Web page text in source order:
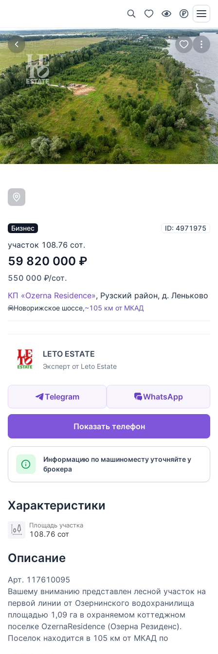
Бизнес ID: 4971975
участок 108.76 сот.
59 820 000 ₽
550 000 ₽/сот.
КП «Ozerna Residence», Рузский район, д. Леньково
Новорижское шоссе,~105 км от МКАД
LETO ESTATE
Эксперт от Leto Estate
Telegram WhatsApp
Показать телефон
Информацию по машиноместу уточняйте у
брокера
Характеристики
Площадь участка
108.76 сот
Описание
Арт. 117610095
Вашему вниманию представлен лесной участок на
первой линии от Озернинского водохранилища
площадью 1,09 га в охраняемом коттеджном
поселке OzernaResidence (Озерна Резиденс).
Поселок находится в 105 км от МКАД по